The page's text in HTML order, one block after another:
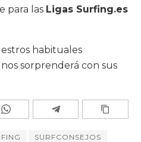
para las Ligas Surfing.es
habituales
nos sorprenderá con sus
SURFCONSEJOS